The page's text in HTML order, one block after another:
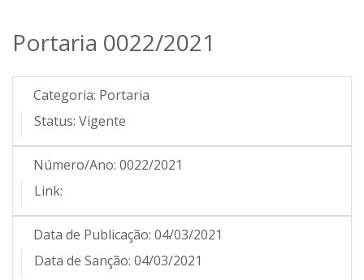
Portaria 0022/2021
Categoria: Portaria
Status: Vigente
Número/Ano: 0022/2021
Link:
Data de Publicação: 04/03/2021
Data de Sanção: 04/03/2021